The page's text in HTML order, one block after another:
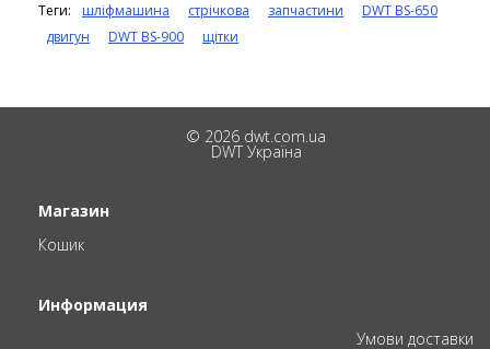
Теги: шліфмашина стрічкова запчастини
DWT BS-650
двигун
DWT BS-900 щітки
© 2026 dwt.com.ua
DWT Україна
Магазин
Кошик
Информация
Умови доставки